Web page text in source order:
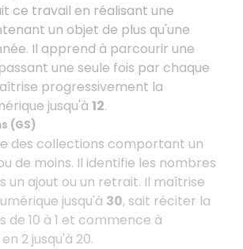
ce travail en réalisant une
un objet de plus qu'une
Il apprend à parcourir une
une seule fois par chaque
progressivement la
jusqu'à 12.
(GS)
des collections comportant un
de moins. Il identifie les nombres
un ajout ou un retrait. Il maîtrise
jusqu'à 30, sait réciter la
de 10 à 1 et commence à
2 jusqu'à 20.